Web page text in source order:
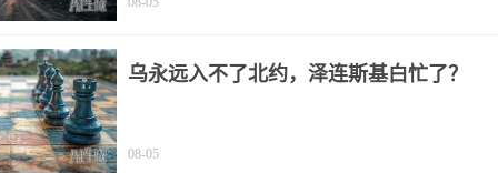
乌永远入不了北约，泽连斯基白忙了？
08-05